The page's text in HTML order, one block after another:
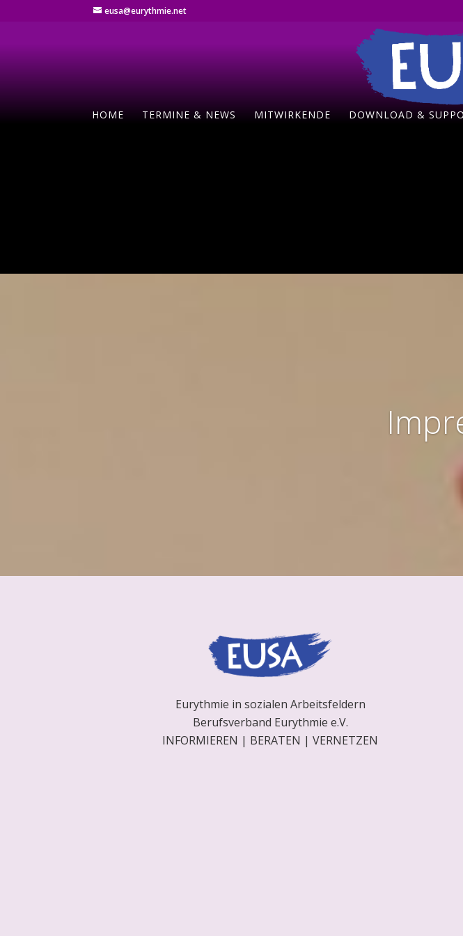
eusa@eurythmie.net
HOME TERMINE & NEWS MITWIRKENDE DOWNLOAD &
Eurythmie in sozialen Arbeitsfeldern
Berufsverband Eurythmie e.V.
INFORMIEREN | BERATEN | VERNETZEN